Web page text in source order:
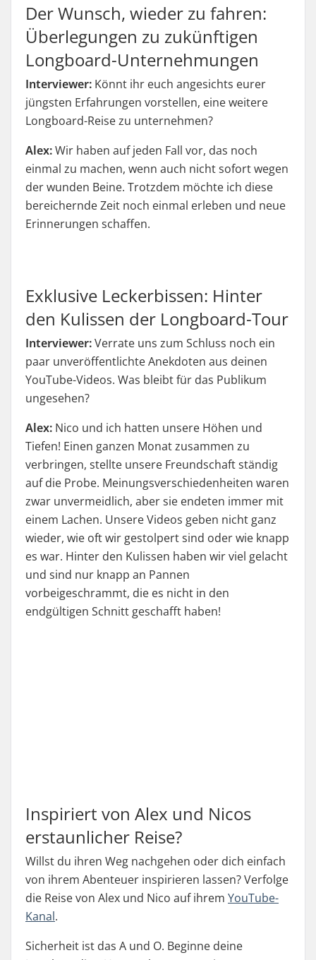
Der Wunsch, wieder zu fahren:
Überlegungen zu zukünftigen
Longboard-Unternehmungen
Interviewer: Könnt ihr euch angesichts eurer
jüngsten Erfahrungen vorstellen, eine weitere
Longboard-Reise zu unternehmen?
Alex:Wir haben auf jeden Fall vor, das noch
einmal zu machen, wenn auch nicht sofort wegen
der wunden Beine. Trotzdem möchte ich diese
bereichernde Zeit noch einmal erleben und neue
Erinnerungen schaffen.
Exklusive Leckerbissen: Hinter
den Kulissen der Longboard-Tour
Interviewer:Verrate uns zum Schluss noch ein
paar unveröffentlichte Anekdoten aus deinen
YouTube-Videos. Was bleibt für das Publikum
ungesehen?
Alex: Nico und ich hatten unsere Höhen und
Tiefen! Einen ganzen Monat zusammen zu
verbringen, stellte unsere Freundschaft ständig
auf die Probe. Meinungsverschiedenheiten waren
zwar unvermeidlich, aber sie endeten immer mit
einem Lachen. Unsere Videos geben nicht ganz
wieder, wie oft wir gestolpert sind oder wie knapp
es war. Hinter den Kulissen haben wir viel gelacht
und sind nur knapp an Pannen
vorbeigeschrammt, die es nicht in den
endgültigen Schnitt geschafft haben!
Inspiriert von Alex und Nicos
erstaunlicher Reise?
Willst du ihren Weg nachgehen oder dich einfach
von ihrem Abenteuer inspirieren lassen? Verfolge
die Reise von Alex und Nico auf ihrem YouTube-
Kanal.
Sicherheit ist das A und O. Beginne deine